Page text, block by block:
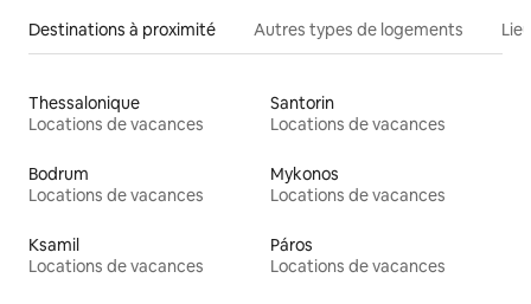
Destinations à proximité Autres types de logements
Thessalonique
Locations de vacances
Santorin
Locations de vacances
Bodrum
Locations de vacances
Mykonos
Locations de vacances
Ksamil
Locations de vacances
Páros
Locations de vacances